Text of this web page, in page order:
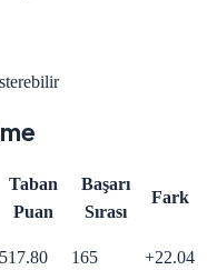
Taban
Puan
Başarı
Sırası
Fark
517.80 165 +22.04